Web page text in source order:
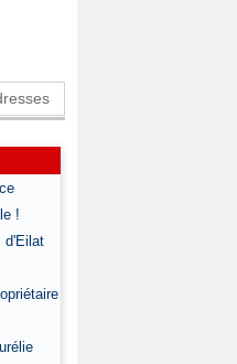
!
d'Eilat